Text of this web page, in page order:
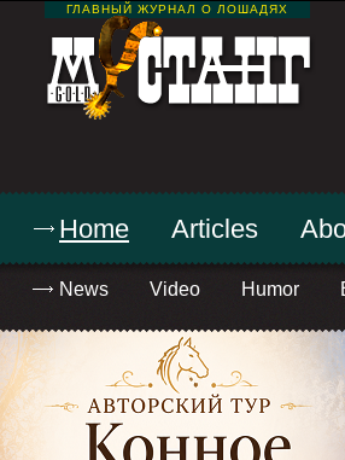
ГЛАВНЫЙ ЖУРНАЛ О ЛОШАДЯХ
Home
News Video Humor
Articles